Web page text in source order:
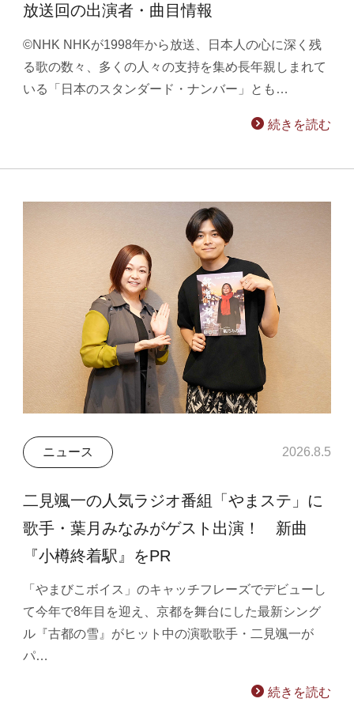
放送回の出演者・曲目情報
©NHK NHKが1998年から放送、日本人の心に深く残
る歌の数々、多くの人々の支持を集め長年親しまれて
いる「日本のスタンダード・ナンバー」とも…
続きを読む
ニュース 2026.8.5
二見颯一の人気ラジオ番組「やまステ」に
歌手・葉月みなみがゲスト出演！ 新曲
『小樽終着駅』をPR
「やまびこボイス」のキャッチフレーズでデビューし
て今年で8年目を迎え、京都を舞台にした最新シング
ル『古都の雪』がヒット中の演歌歌手・二見颯一が
パ…
続きを読む